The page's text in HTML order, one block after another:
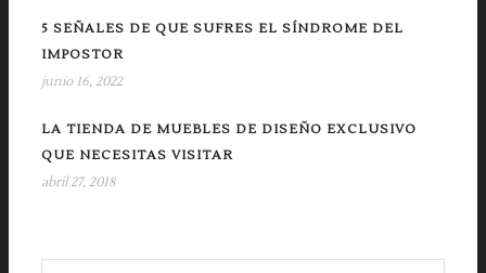
5 SEÑALES DE QUE SUFRES EL SÍNDROME DEL
IMPOSTOR
junio 16, 2022
LA TIENDA DE MUEBLES DE DISEÑO EXCLUSIVO
QUE NECESITAS VISITAR
abril 27, 2018